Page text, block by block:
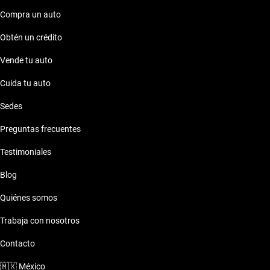
confianza que solo Kavak te puede ofrecer.
Compra un auto
Obtén un crédito
Vende tu auto
Cuida tu auto
Sedes
Preguntas frecuentes
Testimoniales
Blog
Quiénes somos
Trabaja con nosotros
Contacto
🇲🇽 México